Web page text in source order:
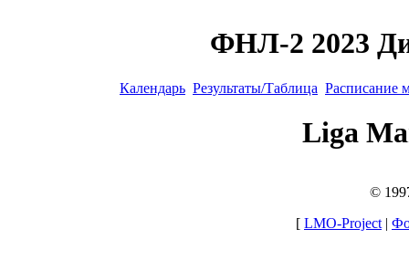
ФНЛ-2 2023
Календарь Результаты/Таблица Расписание
Liga
©
[ LMO-Project |